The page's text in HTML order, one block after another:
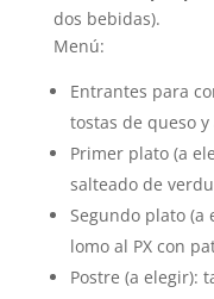
dos bebidas).
Menú:
Entrantes para
tostas de queso
Primer plato (a
salteado de
Segundo plato (a
lomo al PX con
Postre (a elegir):